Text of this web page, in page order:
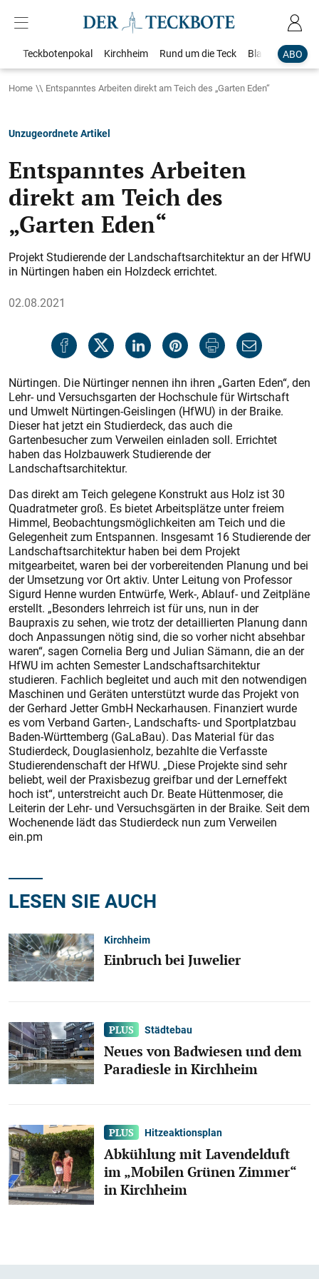
ABO
Teckbotenpokal Kirchheim Rund um die Teck Blaulicht
Home Entspanntes Arbeiten direkt am Teich des „Garten Eden“
Unzugeordnete Artikel
Entspanntes Arbeiten
direkt am Teich des
„Garten Eden“
Projekt Studierende der Landschaftsarchitektur an der HfWU
in Nürtingen haben ein Holzdeck errichtet.
02.08.2021
Nürtingen. Die Nürtinger nennen ihn ihren „Garten Eden“, den
Lehr- und Versuchsgarten der Hochschule für Wirtschaft
und Umwelt Nürtingen-Geislingen (HfWU) in der Braike.
Dieser hat jetzt ein Studierdeck, das auch die
Gartenbesucher zum Verweilen einladen soll. Errichtet
haben das Holzbauwerk Studierende der
Landschaftsarchitektur.
Das direkt am Teich gelegene Konstrukt aus Holz ist 30
Quadratmeter groß. Es bietet Arbeitsplätze unter freiem
Himmel, Beob­achtungsmöglichkeiten am Teich und die
Gelegenheit zum Entspannen. Insgesamt 16 Studierende der
Landschaftsarchitektur haben bei dem Projekt
mitgearbeitet, waren bei der vorbereitenden Planung und bei
der Umsetzung vor Ort aktiv. Unter Leitung von Professor
Sigurd Henne wurden Entwürfe, Werk-, Ablauf- und Zeit­pläne
erstellt. „Besonders lehrreich ist für uns, nun in der
Baupraxis zu sehen, wie trotz der detaillierten Planung dann
doch Anpassungen nötig sind, die so vorher nicht absehbar
waren“, sagen Cornelia Berg und Julian Sämann, die an der
HfWU im achten Semester Landschaftsarchitektur
studieren. Fachlich begleitet und auch mit den notwendigen
Maschinen und Geräten unterstützt wurde das Projekt von
der Gerhard Jetter GmbH Neckarhausen. Finanziert wurde
es vom Verband Garten-, Landschafts- und Sportplatzbau
Baden-Württemberg (GaLaBau). Das Material für das
Studierdeck, Douglasienholz, bezahlte die Verfasste
Studierendenschaft der HfWU. „Diese Projekte sind sehr
beliebt, weil der Praxisbezug greifbar und der Lerneffekt
hoch ist“, unterstreicht auch Dr. Beate Hüttenmoser, die
Leiterin der Lehr- und Versuchsgärten in der Braike. Seit dem
Wochenende lädt das Studierdeck nun zum Verweilen
ein.pm
LESEN SIE AUCH
Kirchheim
Einbruch bei Juwelier
Städtebau
Neues von Badwiesen und dem
Paradiesle in Kirchheim
Hitzeaktionsplan
Abkühlung mit Lavendelduft
im „Mobilen Grünen Zimmer“
in Kirchheim